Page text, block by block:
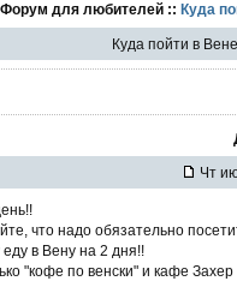
для любителей :: Куда
Куда пойти в
Чт
что надо обязательно
еду в Вену на 2 дня!!
"кофе по венски" и кафе Захер